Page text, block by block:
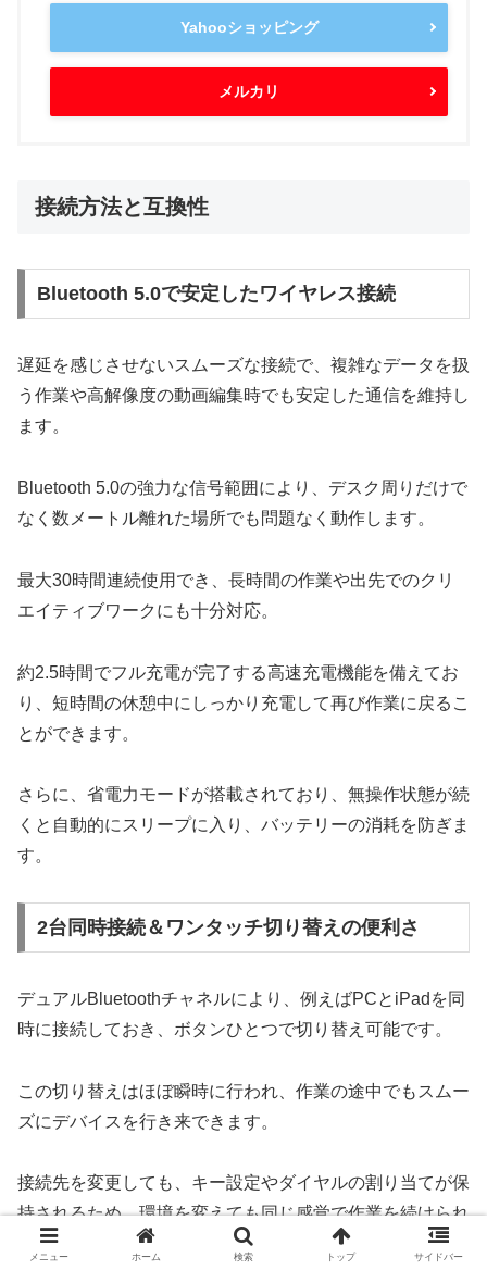
Yahooショッピング
メルカリ
接続方法と互換性
Bluetooth 5.0で安定したワイヤレス接続
遅延を感じさせないスムーズな接続で、複雑なデータを扱
う作業や高解像度の動画編集時でも安定した通信を維持し
ます。
Bluetooth 5.0の強力な信号範囲により、デスク周りだけで
なく数メートル離れた場所でも問題なく動作します。
最大30時間連続使用でき、長時間の作業や出先でのクリ
エイティブワークにも十分対応。
約2.5時間でフル充電が完了する高速充電機能を備えてお
り、短時間の休憩中にしっかり充電して再び作業に戻るこ
とができます。
さらに、省電力モードが搭載されており、無操作状態が続
くと自動的にスリープに入り、バッテリーの消耗を防ぎま
す。
2台同時接続＆ワンタッチ切り替えの便利さ
デュアルBluetoothチャネルにより、例えばPCとiPadを同
時に接続しておき、ボタンひとつで切り替え可能です。
この切り替えはほぼ瞬時に行われ、作業の途中でもスムー
ズにデバイスを行き来できます。
接続先を変更しても、キー設定やダイヤルの割り当てが保
持されるため、環境を変えても同じ感覚で作業を続けられ
るのが嬉しいポイントです。
メニュー ホーム 検索 トップ サイドバー